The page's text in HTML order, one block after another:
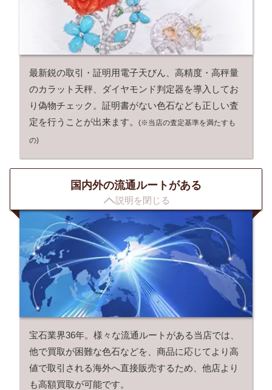
最新鋭の取引・証明用電子天びん、高精度・高秤量
のカラット天秤、ダイヤモンド判定器を導入してお
り偽物チェック。証明書がない色石なども正しい査
定を行うことが出来ます。
(※当店の査定基準を満たすも
の)
国内外の流通ルートがある
説明を閉じる
宝石業界36年。様々な流通ルートがある当店では、
他で買取が困難な色石などを、商品に応じてより高
値で取引される海外へ直接販売するため、他店より
も高額買取が可能です。